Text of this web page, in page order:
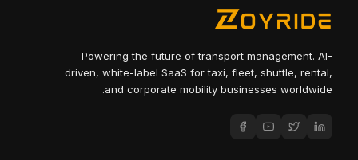
Powering the future of transport management. AI-
driven, white-label SaaS for taxi, fleet, shuttle, rental,
and corporate mobility businesses worldwide.